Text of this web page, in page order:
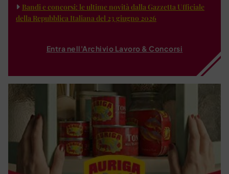
Bandi e concorsi: le ultime novità dalla Gazzetta Ufficiale
della Repubblica Italiana del 23 giugno 2026
Entra nell'Archivio Lavoro & Concorsi